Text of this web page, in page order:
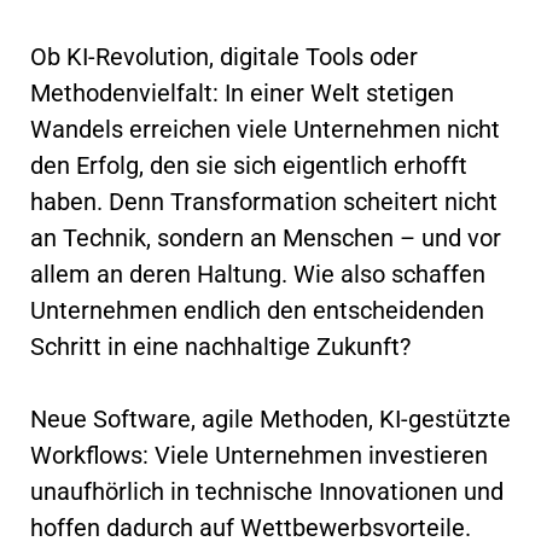
Ob KI-Revolution, digitale Tools oder
Methodenvielfalt: In einer Welt stetigen
Wandels erreichen viele Unternehmen nicht
den Erfolg, den sie sich eigentlich erhofft
haben. Denn Transformation scheitert nicht
an Technik, sondern an Menschen – und vor
allem an deren Haltung. Wie also schaffen
Unternehmen endlich den entscheidenden
Schritt in eine nachhaltige Zukunft?
Neue Software, agile Methoden, KI-gestützte
Workflows: Viele Unternehmen investieren
unaufhörlich in technische Innovationen und
hoffen dadurch auf Wettbewerbsvorteile.